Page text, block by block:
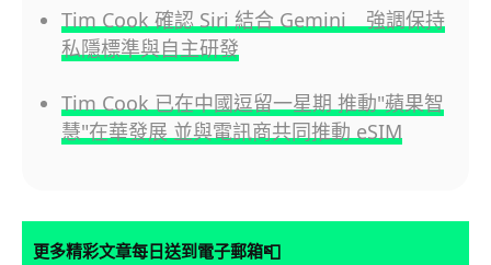
Tim Cook 確認 Siri 結合 Gemini 強調保持
私隱標準與自主研發
Tim Cook 已在中國逗留一星期 推動"蘋果智
慧"在華發展 並與電訊商共同推動 eSIM
更多精彩文章每日送到電子郵箱📮